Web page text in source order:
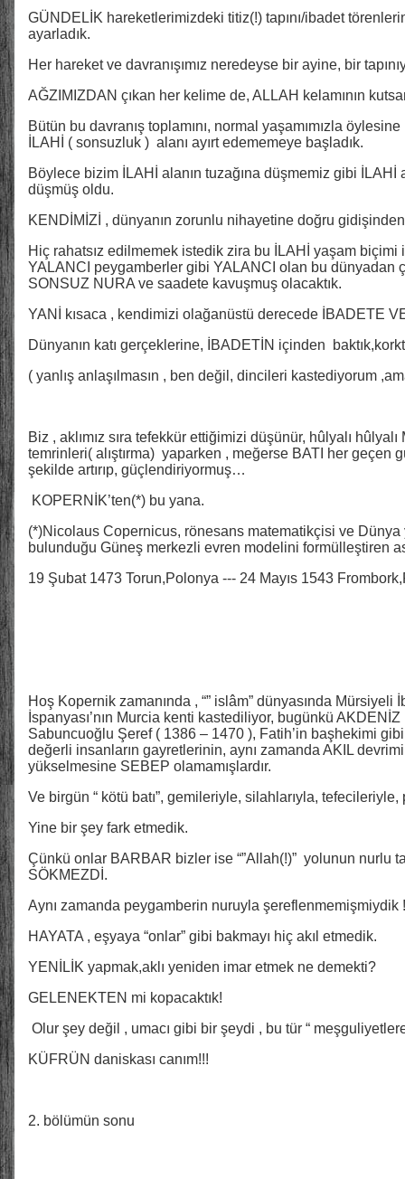
GÜNDELİK hareketlerimizdeki titiz(!) tapını/ibadet
ayarladık.
Her hareket ve davranışımız neredeyse bir ayine, bir
AĞZIMIZDAN çıkan her kelime de, ALLAH kelamının
Bütün bu davranış toplamını, normal yaşamımızla
İLAHİ ( sonsuzluk ) alanı ayırt edememeye başladık.
Böylece bizim İLAHİ alanın tuzağına düşmemiz gibi İLAHİ
düşmüş oldu.
KENDİMİZİ , dünyanın zorunlu nihayetine doğru
Hiç rahatsız edilmemek istedik zira bu İLAHİ yaşam biçimi
YALANCI peygamberler gibi YALANCI olan bu dünyadan
SONSUZ NURA ve saadete kavuşmuş olacaktık.
YANİ kısaca , kendimizi olağanüstü derecede İBADETE
Dünyanın katı gerçeklerine, İBADETİN içinden
( yanlış anlaşılmasın , ben değil, dincileri kastediyorum
Biz , aklımız sıra tefekkür ettiğimizi düşünür, hûlyalı hûlyalı
temrinleri( alıştırma) yaparken , meğerse BATI her geçen
şekilde artırıp, güçlendiriyormuş…
KOPERNİK’ten(*) bu yana.
(*)Nicolaus Copernicus, rönesans matematikçisi ve
bulunduğu Güneş merkezli evren modelini formülleştiren
19 Şubat 1473 Torun,Polonya --- 24 Mayıs 1543
Hoş Kopernik zamanında , “” islâm” dünyasında Mürsiyeli
İspanyası’nın Murcia kenti kastediliyor, bugünkü AKDENİZ
Sabuncuoğlu Şeref ( 1386 – 1470 ), Fatih’in başhekimi
değerli insanların gayretlerinin, aynı zamanda AKIL
yükselmesine SEBEP olamamışlardır.
Ve birgün “ kötü batı”, gemileriyle, silahlarıyla, tefecileriyle,
Yine bir şey fark etmedik.
Çünkü onlar BARBAR bizler ise “”Allah(!)” yolunun nurlu
SÖKMEZDİ.
Aynı zamanda peygamberin nuruyla şereflenmemişmiydik !
HAYATA , eşyaya “onlar” gibi bakmayı hiç akıl etmedik.
YENİLİK yapmak,aklı yeniden imar etmek ne demekti?
GELENEKTEN mi kopacaktık!
Olur şey değil , umacı gibi bir şeydi , bu tür “
KÜFRÜN daniskası canım!!!
2. bölümün sonu